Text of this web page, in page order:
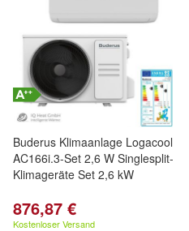
Buderus Klimaanlage Logacool
AC166i.3-Set 2,6 W Singlesplit-
Klimageräte Set 2,6 kW
876,87 €
Kostenloser Versand